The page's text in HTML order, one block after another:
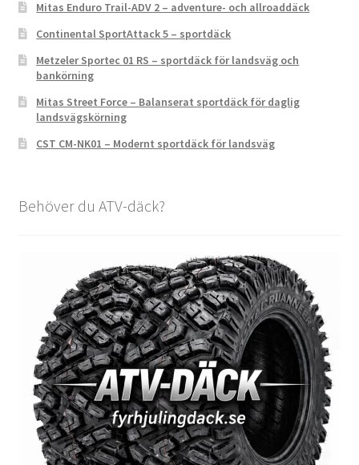
Mitas Enduro Trail-ADV 2 – adventure- och allroaddäck
Continental SportAttack 5 – sportdäck
Metzeler Sportec 01 RS – sportdäck för landsväg och
bankörning
Mitas Street Force – Balanserat sportdäck för daglig
landsvägskörning
CST CM-NK01 – Modernt sportdäck för landsväg
Behöver du ATV-däck?